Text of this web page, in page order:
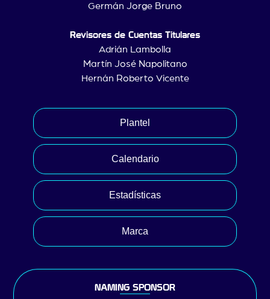
Plantel
Calendario
Estadísticas
Marca
Germán Jorge Bruno
Revisores de Cuentas Titulares
Adrián Lambolla
Martín José Napolitano
Hernán Roberto Vicente
NAMING SPONSOR